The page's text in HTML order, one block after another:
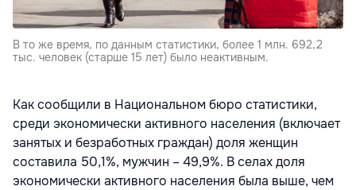
В то же время, по данным статистики, более 1 млн. 692,2
тыс. человек (старше 15 лет) было неактивным.
Как сообщили в Национальном бюро статистики,
среди экономически активного населения (включает
занятых и безработных граждан) доля женщин
составила 50,1%, мужчин – 49,9%. В селах доля
экономически активного населения была выше, чем